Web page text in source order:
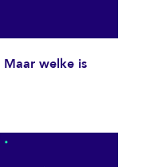
welke is